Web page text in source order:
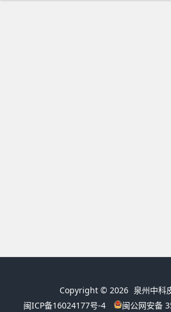
Copyright © 2026 泉州中科
闽ICP备16024177号-4
闽公网安备